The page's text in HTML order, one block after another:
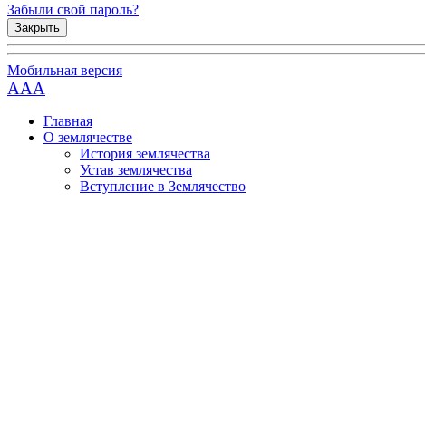
Забыли свой пароль?
Закрыть
Мобильная версия
AAA
Главная
О землячестве
История землячества
Устав землячества
Вступление в Землячество